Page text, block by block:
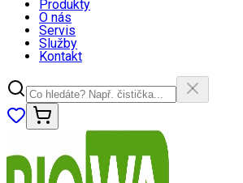
Produkty
O nás
Servis
Služby
Kontakt